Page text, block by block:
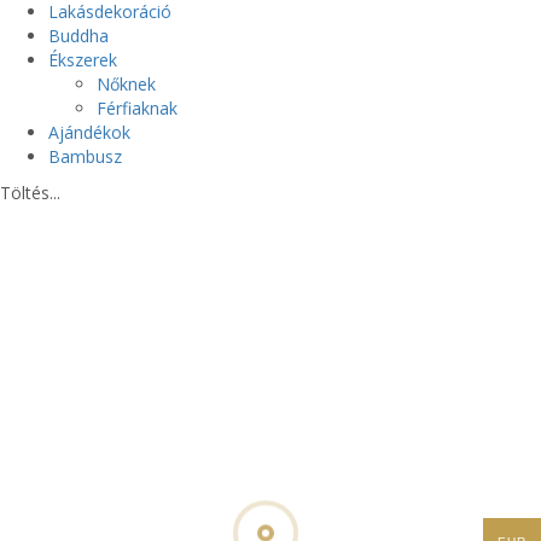
Lakásdekoráció
Buddha
Ékszerek
Nőknek
Férfiaknak
Ajándékok
Bambusz
Töltés...